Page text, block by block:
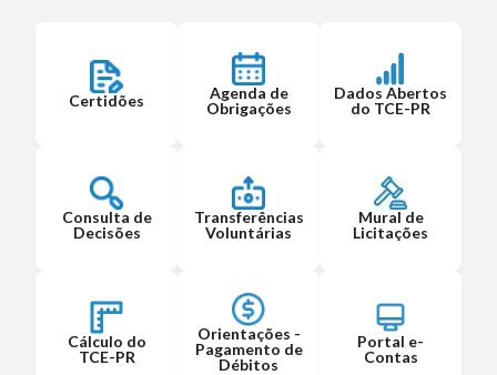
Certidões
Agenda de
Obrigações
Dados Abertos
do TCE-PR
Consulta de
Decisões
Transferências
Voluntárias
Mural de
Licitações
Cálculo do
TCE-PR
Orientações -
Pagamento de
Débitos
Portal e-
Contas